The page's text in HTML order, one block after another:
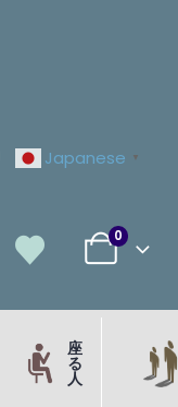
Japanese ▼
0
座
る
人